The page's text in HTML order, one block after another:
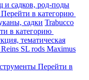
и садков, род-поды
Перейти в категорию
садки Trabucco
в категорию
тематическая
Reins SL rods Maximus
Перейти в